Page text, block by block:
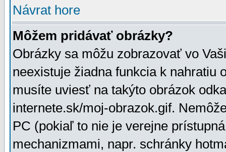
Návrat hore
Môžem pridávať obrázky?
Obrázky sa môžu zobrazovať vo
neexistuje žiadna funkcia k nahratiu
musíte uviesť na takýto obrázok
internete.sk/moj-obrazok.gif.
PC (pokiaľ to nie je verejne
mechanizmami, napr. schránky